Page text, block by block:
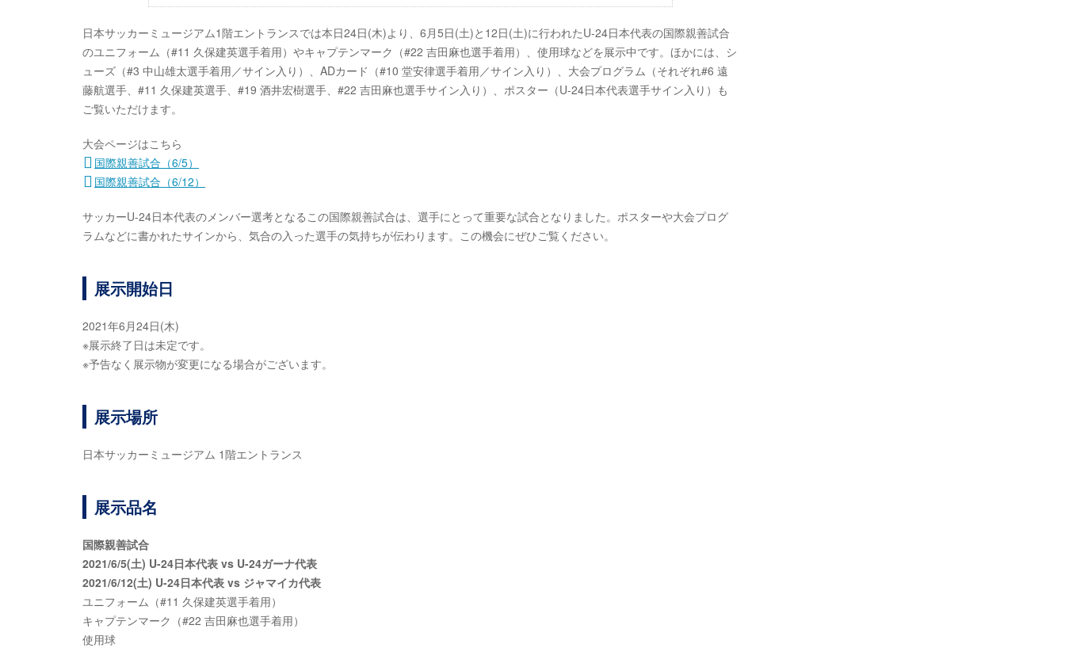
日本サッカーミュージアム1階エントランスでは本日24日(木)より、6月5日(土)と12日(土)に行われたU-24日本代表の国際親善試合
のユニフォーム（#11 久保建英選手着用）やキャプテンマーク（#22 吉田麻也選手着用）、使用球などを展示中です。ほかには、シ
ューズ（#3 中山雄太選手着用／サイン入り）、ADカード（#10 堂安律選手着用／サイン入り）、大会プログラム（それぞれ#6 遠
藤航選手、#11 久保建英選手、#19 酒井宏樹選手、#22 吉田麻也選手サイン入り）、ポスター（U-24日本代表選手サイン入り）も
ご覧いただけます。
大会ページはこちら
国際親善試合（6/5）
国際親善試合（6/12）
サッカーU-24日本代表のメンバー選考となるこの国際親善試合は、選手にとって重要な試合となりました。ポスターや大会プログ
ラムなどに書かれたサインから、気合の入った選手の気持ちが伝わります。この機会にぜひご覧ください。
展示開始日
2021年6月24日(木)
※展示終了日は未定です。
※予告なく展示物が変更になる場合がございます。
展示場所
日本サッカーミュージアム 1階エントランス
展示品名
国際親善試合
2021/6/5(土) U-24日本代表 vs U-24ガーナ代表
2021/6/12(土) U-24日本代表 vs ジャマイカ代表
ユニフォーム（#11 久保建英選手着用）
キャプテンマーク（#22 吉田麻也選手着用）
使用球